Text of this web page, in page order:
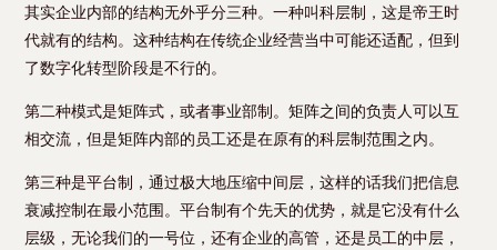
其实企业内部的结构无外乎分三种。一种叫科层制，这是帝王时
代就有的结构。这种结构在传统企业经营当中可能还适配，但到
了数字化转型阶段是不行的。
第二种模式是矩阵式，或者事业部制。矩阵之间的负责人可以互
相交流，但是矩阵内部的员工还是在原有的科层制范围之内。
第三种是平台制，通过极大地压缩中间层，这样的话我们把信息
衰减控制在最小范围。平台制有个先天的优势，就是它没有什么
层级，无论我们的一号位，还有企业的高管，还是员工的中层，